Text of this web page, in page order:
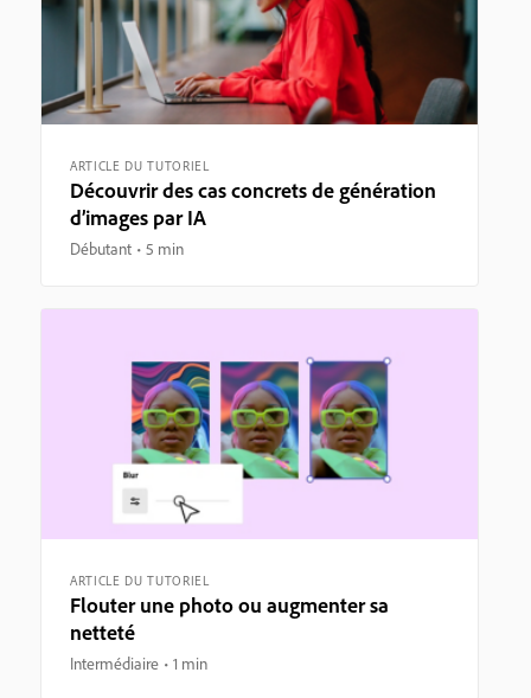
ARTICLE DU TUTORIEL
Découvrir des cas concrets de génération
d’images par IA
Débutant 5 min
ARTICLE DU TUTORIEL
Flouter une photo ou augmenter sa
netteté
Intermédiaire 1 min